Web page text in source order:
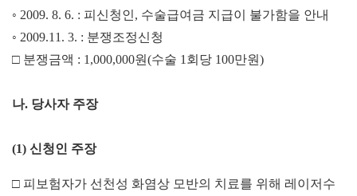
◦ 2009. 8. 6. : 피신청인, 수술급여금 지급이 불가함을 안내
◦ 2009.11. 3. : 분쟁조정신청
□ 분쟁금액 : 1,000,000원(수술 1 회당 100만원)
나. 당사자 주장
(1) 신청인 주장
□ 피보험자가 선천성 화염상 모반의 치료를 위해 레이저수